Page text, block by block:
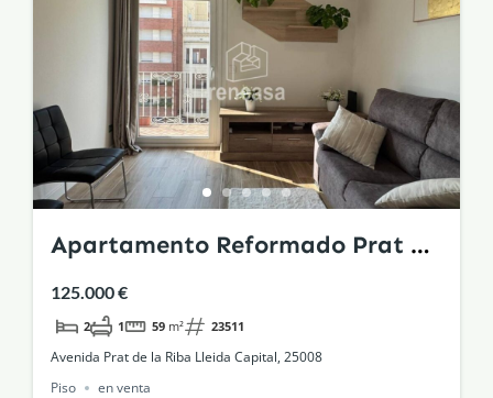
Apartamento Reformado Prat de
la Riba
125.000 €
2 1 59 m² 23511
Avenida Prat de la Riba Lleida Capital, 25008
Piso
en venta